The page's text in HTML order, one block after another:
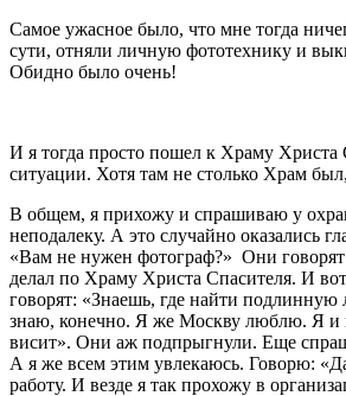
Самое ужасное было, что мне тогда
сути, отняли личную фототехнику и
Обидно было очень!
И я тогда просто пошел к Храму
ситуации. Хотя там не столько Храм
В общем, я прихожу и спрашиваю у
неподалеку. А это случайно оказались
«Вам не нужен фотограф?» Они
делал по Храму Христа Спасителя. И
говорят: «Знаешь, где найти
знаю, конечно. Я же Москву люблю. Я и
висит». Они аж подпрыгнули. Еще
А я же всем этим увлекаюсь. Говорю:
работу. И везде я так прохожу в